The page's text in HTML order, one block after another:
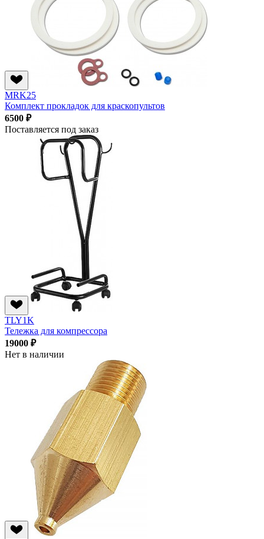
MRK25
Комплект прокладок для краскопультов
6500 ₽
Поставляется под заказ
TLY1K
Тележка для компрессора
19000 ₽
Нет в наличии